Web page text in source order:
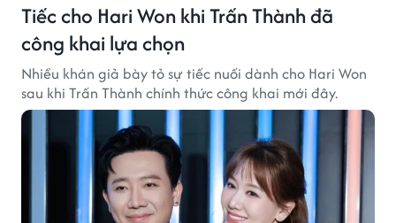
Tiếc cho Hari Won khi Trấn Thành đã
công khai lựa chọn
Nhiều khán giả bày tỏ sự tiếc nuối dành cho Hari Won
sau khi Trấn Thành chính thức công khai mới đây.